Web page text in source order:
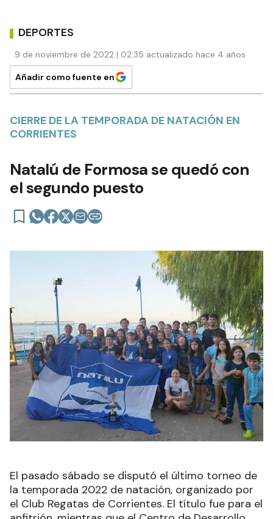
DEPORTES
9 de noviembre de 2022 | 02:35 actualizado hace 4 años
Añadir como fuente en
CIERRE DE LA TEMPORADA DE NATACIÓN EN
CORRIENTES
Natalú de Formosa se quedó con
el segundo puesto
El pasado sábado se disputó el último torneo de
la temporada 2022 de natación, organizado por
el Club Regatas de Corrientes. El título fue para el